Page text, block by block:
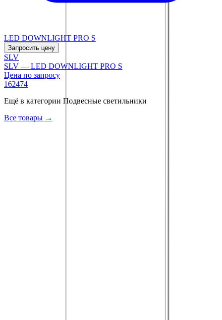
LED DOWNLIGHT PRO S
Запросить цену
SLV
SLV — LED DOWNLIGHT PRO S
Цена по запросу
162474
Ещё в категории Подвесные светильники
Все товары →